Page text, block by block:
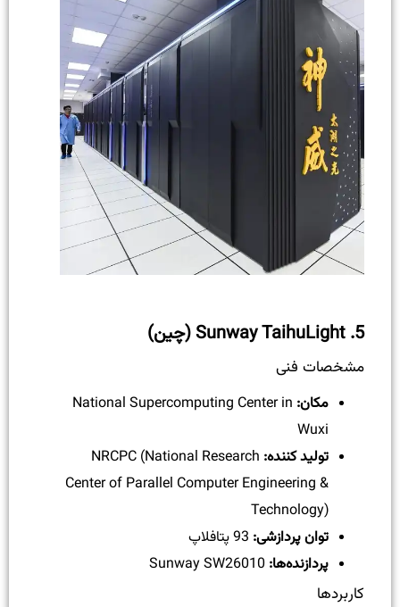
5. Sunway TaihuLight (چین)
مشخصات فنی
مکان: National Supercomputing Center in
Wuxi
تولید کننده: NRCPC (National Research
Center of Parallel Computer Engineering &
Technology)
توان پردازشی:
پردازنده‌ها:
کاربردها